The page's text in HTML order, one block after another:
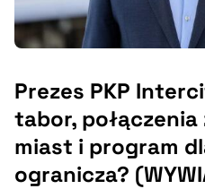
Prezes PKP
tabor,
miast i program
ogranicza?